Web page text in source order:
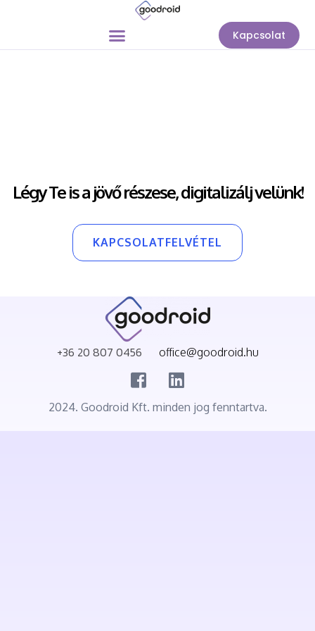
Kapcsolat
Légy Te is a jövő részese, digitalizálj velünk!
KAPCSOLATFELVÉTEL
+36 20 807 0456 office@goodroid.hu
2024. Goodroid Kft. minden jog fenntartva.